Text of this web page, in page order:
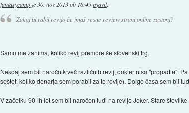
fantasycamp je 30. nov 2013 ob 18:49 izjavil:
Zakaj bi rabil revijo če imaš resne review strani online zastonj?
Samo me zanima, koliko revij premore še slovenski trg.
Nekdaj sem bil naročnik več različnih revij, dokler niso "propadle".
seštet, koliko denarja sem porabil za te revije). Dolgo časa sem bil
V začetku 90-ih let sem bil naročen tudi na revijo Joker. Stare